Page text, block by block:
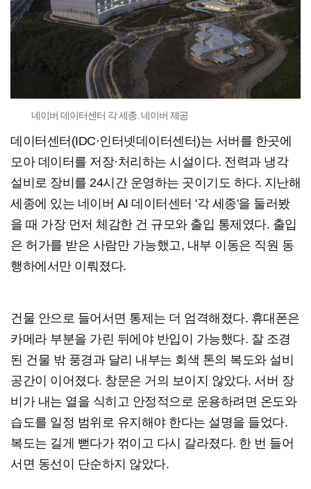
네이버 데이터센터 각 세종. 네이버 제공
데이터센터(IDC·인터넷데이터센터)는 서버를 한곳에
모아 데이터를 저장·처리하는 시설이다. 전력과 냉각
설비로 장비를 24시간 운영하는 곳이기도 하다. 지난해
세종에 있는 네이버 AI 데이터센터 '각 세종'을 둘러봤
을 때 가장 먼저 체감한 건 규모와 출입 통제였다. 출입
은 허가를 받은 사람만 가능했고, 내부 이동은 직원 동
행하에서만 이뤄졌다.
건물 안으로 들어서면 통제는 더 엄격해졌다. 휴대폰은
카메라 부분을 가린 뒤에야 반입이 가능했다. 잘 조경
된 건물 밖 풍경과 달리 내부는 회색 톤의 복도와 설비
공간이 이어졌다. 창문은 거의 보이지 않았다. 서버 장
비가 내는 열을 식히고 안정적으로 운용하려면 온도와
습도를 일정 범위로 유지해야 한다는 설명을 들었다.
복도는 길게 뻗다가 꺾이고 다시 갈라졌다. 한 번 들어
서면 동선이 단순하지 않았다.